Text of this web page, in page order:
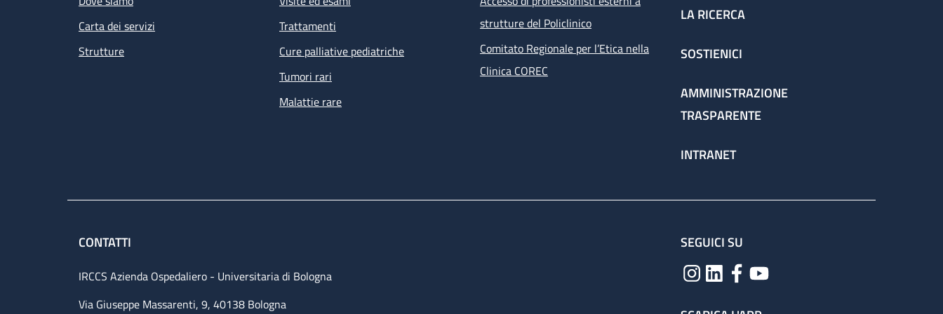
visita infettivologica
visita nefrologica
counselling psicologico
esami ematochimici, esami microbiologici su feci, urine, espettorato
tampone anale per PAP test e ricerca HPV
ECG
dei percorsi dell’ambulatorio sono prenotate direttamente dal servizio attraverso il percorso
Carta dei servizi
Strutture
Trattamenti
Cure palliative pediatriche
Tumori rari
Malattie rare
strutture del Policlinico
Comitato Regionale per l’Etica nella
Clinica COREC
LA RICERCA
SOSTIENICI
AMMINISTRAZIONE
TRASPARENTE
INTRANET
CONTATTI
IRCCS Azienda Ospedaliero - Universitaria di Bologna
Via Giuseppe Massarenti, 9, 40138 Bologna
SEGUICI SU